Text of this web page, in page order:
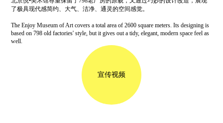
了极具现代感简约、大气、洁净、通灵的空间感觉。
The Enjoy Museum of Art covers a total area of 2600 square meters. Its designing is
based on 798 old factories' style, but it gives out a tidy, elegant, modern space feel as
well.
宣传视频